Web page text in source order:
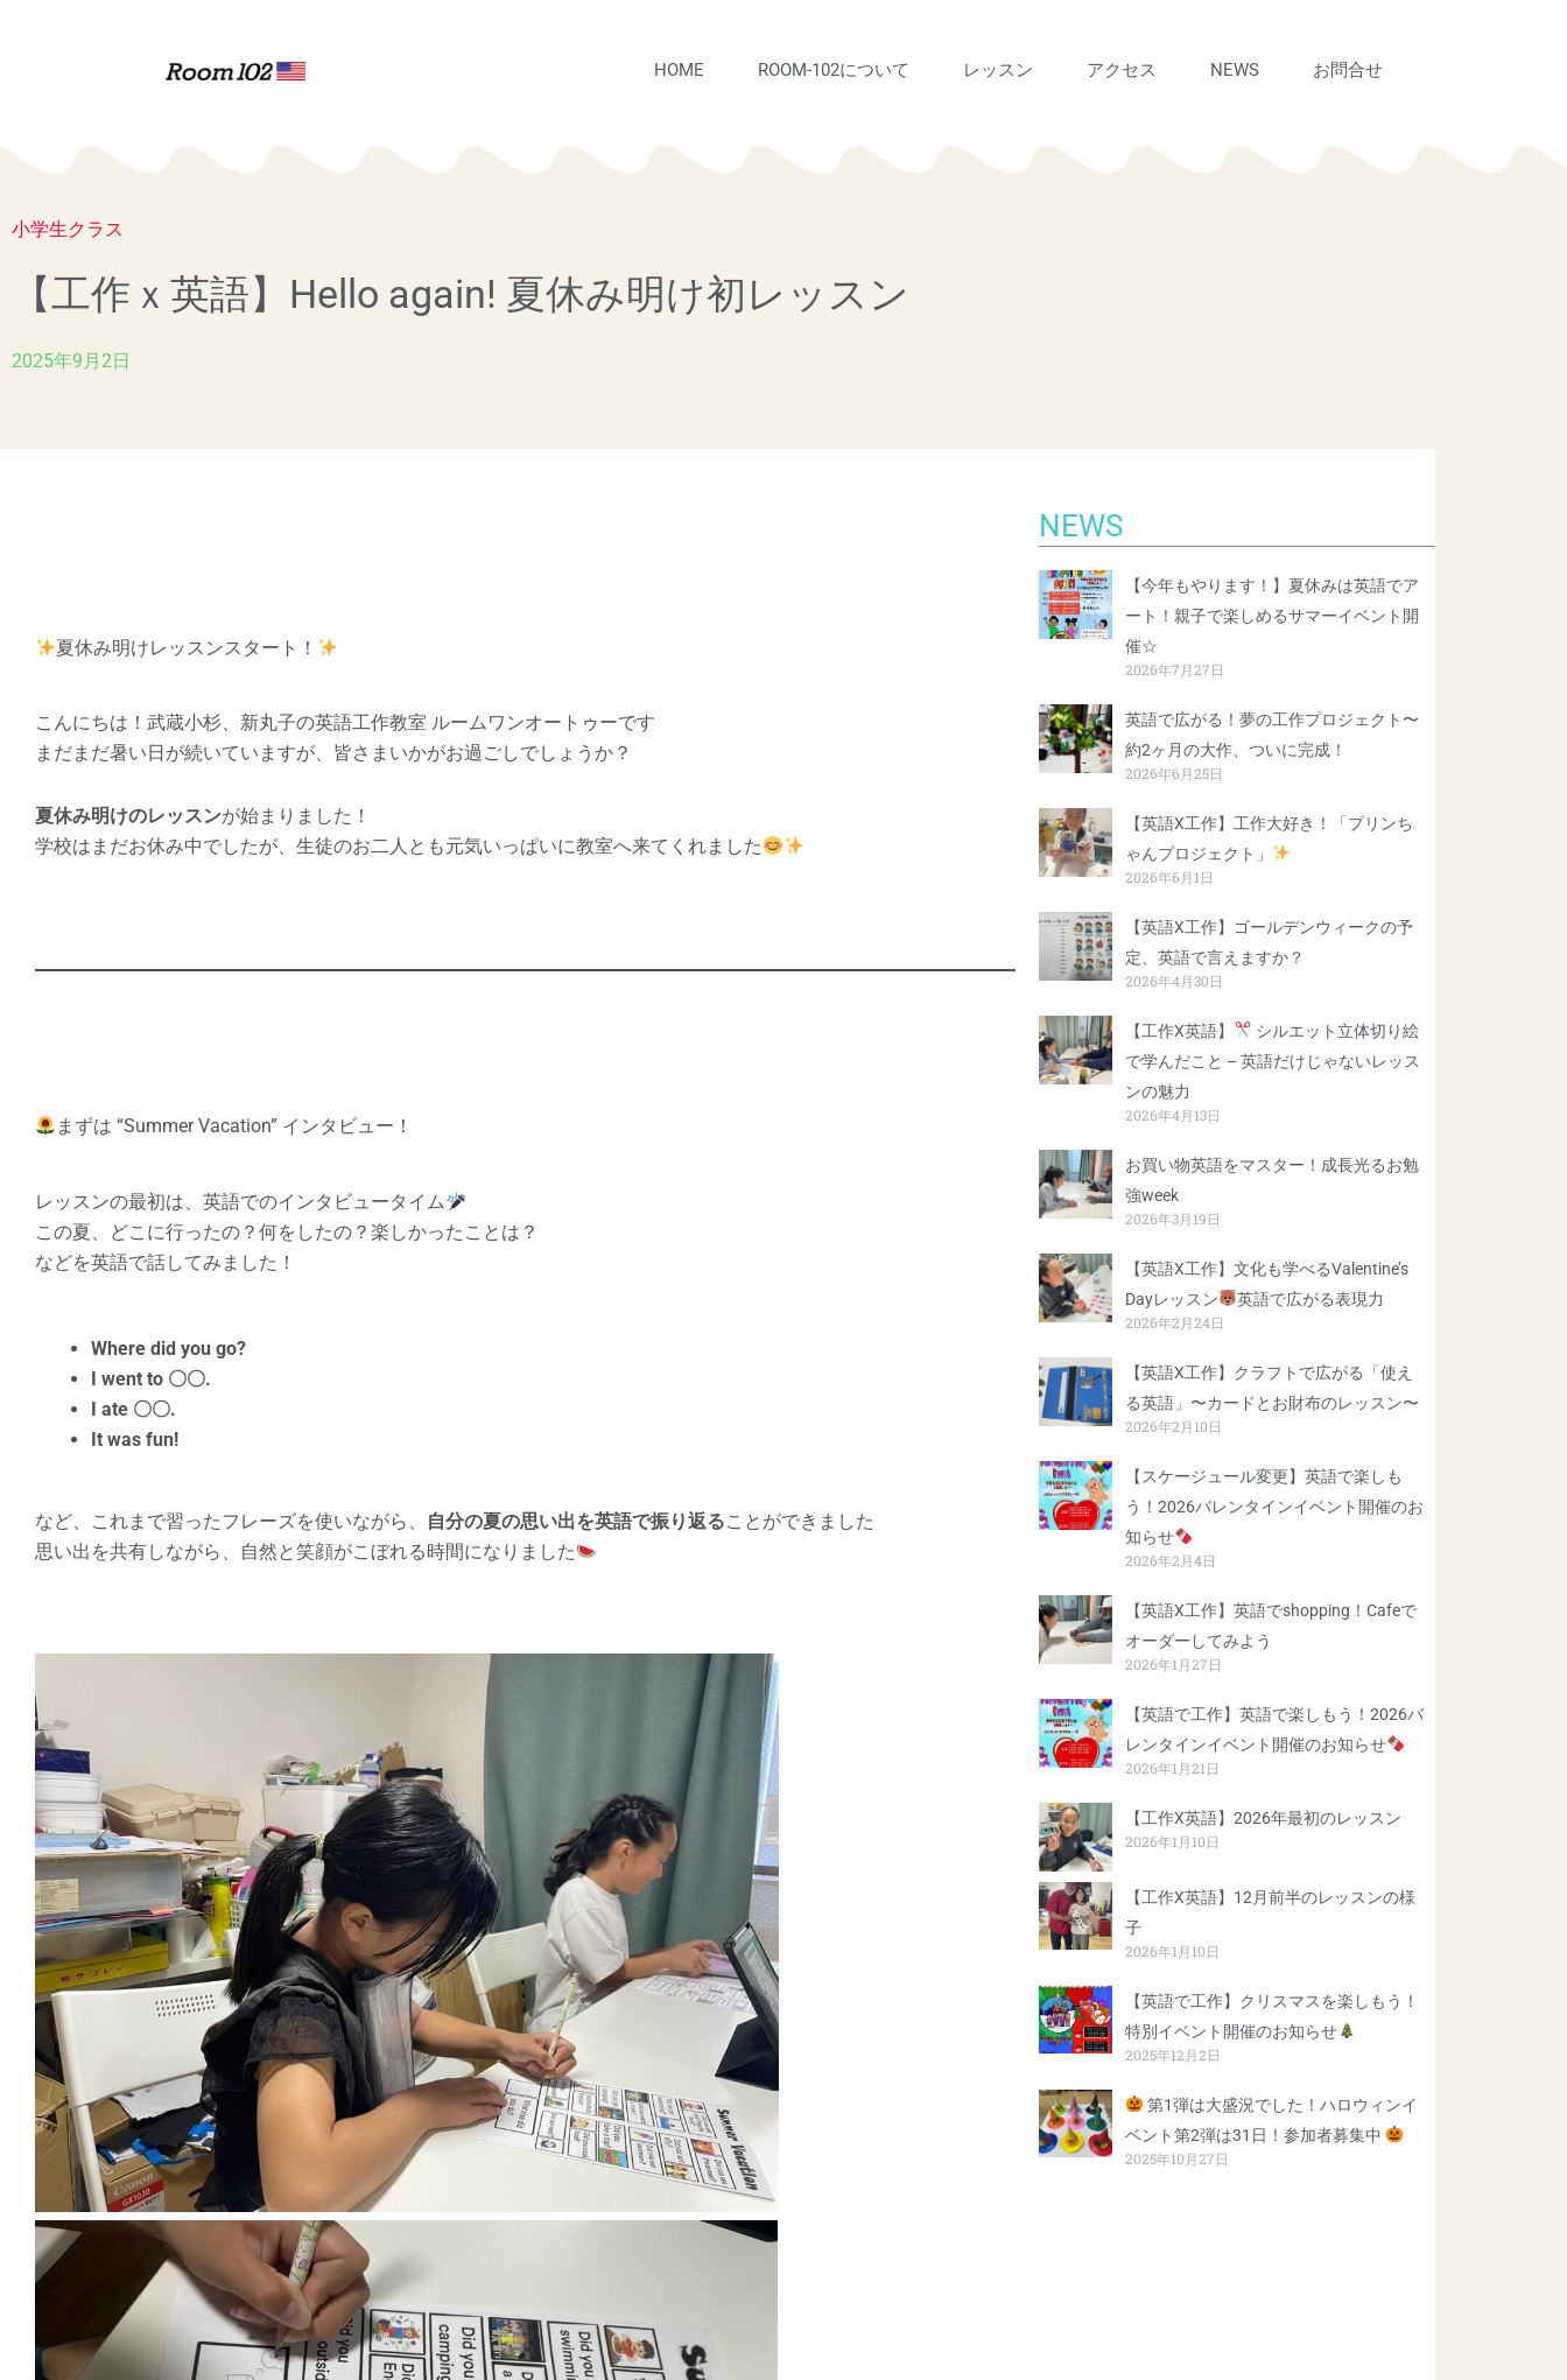
HOME ROOM-102について レッスン アクセス NEWS お問合せ
小学生クラス
【工作ｘ英語】Hello again! 夏休み明け初レッスン
2025年9月2日
夏休み明けレッスンスタート！
こんにちは！武蔵小杉、新丸子の英語工作教室 ルームワンオートゥーです
まだまだ暑い日が続いていますが、皆さまいかがお過ごしでしょうか？
夏休み明けのレッスンが始まりました！
学校はまだお休み中でしたが、生徒のお二人とも元気いっぱいに教室へ来てくれました
まずは “Summer Vacation” インタビュー！
レッスンの最初は、英語でのインタビュータイム
この夏、どこに行ったの？何をしたの？楽しかったことは？
などを英語で話してみました！
Where did you go?
I went to 〇〇.
I ate 〇〇.
It was fun!
など、これまで習ったフレーズを使いながら、 自分の夏の思い出を英語で振り返ることができました
思い出を共有しながら、自然と笑顔がこぼれる時間になりました
NEWS
【今年もやります！】夏休みは英語でア
ート！親子で楽しめるサマーイベント開
催☆
2026年7月27日
英語で広がる！夢の工作プロジェクト〜
約2ヶ月の大作、ついに完成！
2026年6月25日
【英語X工作】工作大好き！「プリンち
ゃんプロジェクト」
2026年6月1日
【英語X工作】ゴールデンウィークの予
定、英語で言えますか？
2026年4月30日
【工作X英語】
シルエット立体切り絵
で学んだこと – 英語だけじゃないレッス
ンの魅力
2026年4月13日
お買い物英語をマスター！成長光るお勉
強week
2026年3月19日
【英語X工作】文化も学べるValentine’s
Dayレッスン
英語で広がる表現力
2026年2月24日
【英語X工作】クラフトで広がる「使え
る英語」〜カードとお財布のレッスン〜
2026年2月10日
【スケージュール変更】英語で楽しも
う！2026バレンタインイベント開催のお
知らせ
2026年2月4日
【英語X工作】英語でshopping！Cafeで
オーダーしてみよう
2026年1月27日
【英語で工作】英語で楽しもう！2026バ
レンタインイベント開催のお知らせ
2026年1月21日
【工作X英語】2026年最初のレッスン
2026年1月10日
【工作X英語】12月前半のレッスンの様
子
2026年1月10日
【英語で工作】クリスマスを楽しもう！
特別イベント開催のお知らせ
2025年12月2日
第1弾は大盛況でした！ハロウィンイ
ベント第2弾は31日！参加者募集中
2025年10月27日